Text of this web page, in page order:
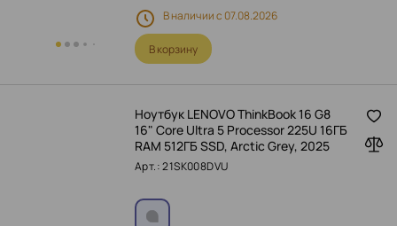
В наличии с 07.08.2026
В корзину
Ноутбук LENOVO ThinkBook 16 G8
16" Core Ultra 5 Processor 225U 16ГБ
RAM 512ГБ SSD, Arctic Grey, 2025
Арт.: 21SK008DVU